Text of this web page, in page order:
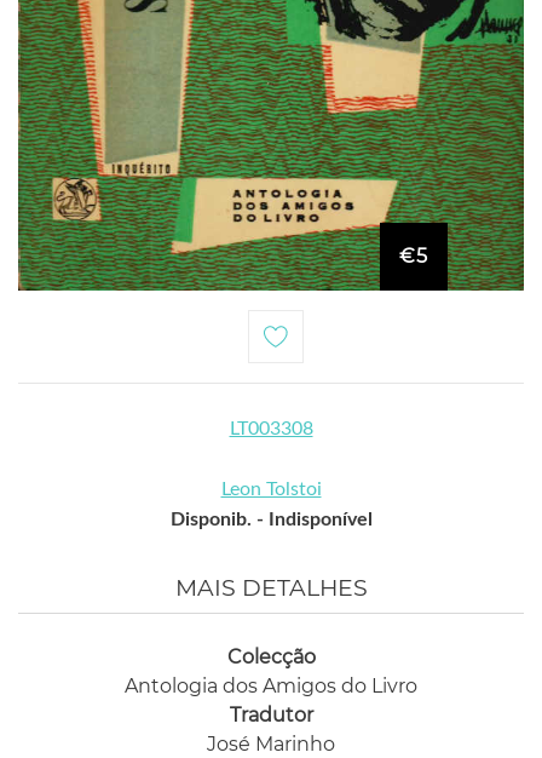
€5
LT003308
Leon Tolstoi
Disponib. -
Indisponível
MAIS DETALHES
Colecção
Antologia dos Amigos do Livro
Tradutor
José Marinho